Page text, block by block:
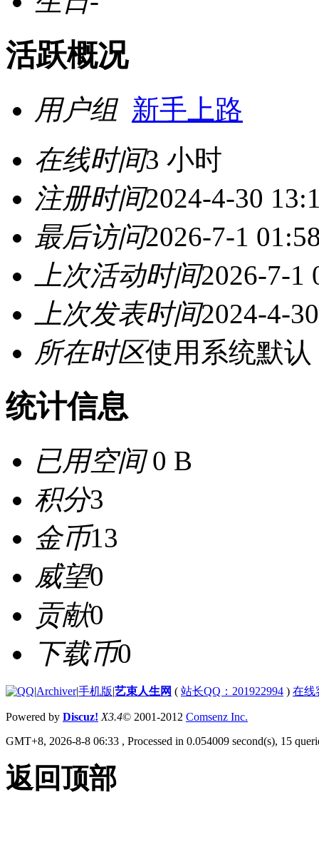
活跃概况
用户组 新手上路
在线时间3 小时
注册时间2024-4-30
最后访问2026-7-1
上次活动时间2026-7-1
上次发表时间2024-4-
所在时区使用系统默认
统计信息
已用空间0 B
积分3
金币13
威望0
贡献0
下载币0
|Archiver|手机版|艺束人生网 ( 站长QQ：201922994 ) 在线
Powered by Discuz! X3.4© 2001-2012 Comsenz Inc.
GMT+8, 2026-8-8 06:33 , Processed in 0.054009 second(s), 15
返回顶部